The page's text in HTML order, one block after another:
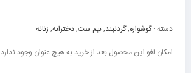
دسته :گوشواره,گردنبند,نیم ست,دخترانه, زنانه
امکان لغو این محصول بعد از خرید به هیچ عنوان وجود ندارد